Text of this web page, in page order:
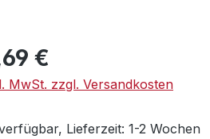
€
MwSt. zzgl. Versandkosten
Lieferzeit: 1-2 Wochen